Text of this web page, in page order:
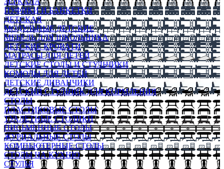
ПУФИКИ И БАНКЕТКИ
ДЕТСКАЯ
МОДУЛЬНЫЕ ДЕТСКИЕ
МЕБЕЛЬ ДЛЯ ШКОЛЬНИКА
ДЕТСКИЕ КРОВАТИ
МАТРАСЫ ДЛЯ ДЕТЕЙ
ДЕТСКИЕ СТОЛЫ И СТУЛЬЧИКИ
КОМОДЫ ДЛЯ ДЕТЕЙ
ДЕТСКИЕ ДИВАНЧИКИ
ДЕТСКИЙ СТУЛЬЧИК ДЛЯ КОРМЛЕНИЯ
СТОЛЫ
ПЛАСТИКОВЫЕ СТОЛЫ
ТУАЛЕТНЫЕ СТОЛИКИ
ПИСЬМЕННЫЕ СТОЛЫ
ЖУРНАЛЬНЫЕ СТОЛЫ
КОМПЬЮТЕРНЫЕ СТОЛЫ
СТОЛЫ НА КУХНЮ
СТУЛЬЯ